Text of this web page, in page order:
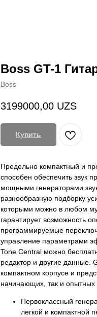
Boss GT-1
Boss
3199000,00 UZS
Купить
Предельно компактный и
способен обеспечить звук
мощными генераторами
разнообразную подборку
которыми можно в любом
гарантирует возможность
программируемые
управление параметрами
Tone Central можно
редактор и другие данные.
компактном корпусе и
начинающих, так и опытных
Первоклассный
легкой и компактной